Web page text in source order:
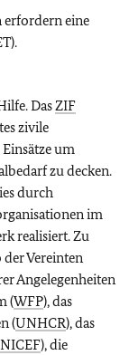
erfordern eine
DasZIF
zivile
um
zu decken.
durch
im
realisiert. Zu
Vereinten
Angelegenheiten
(WFP), das
(UNHCR), das
), die